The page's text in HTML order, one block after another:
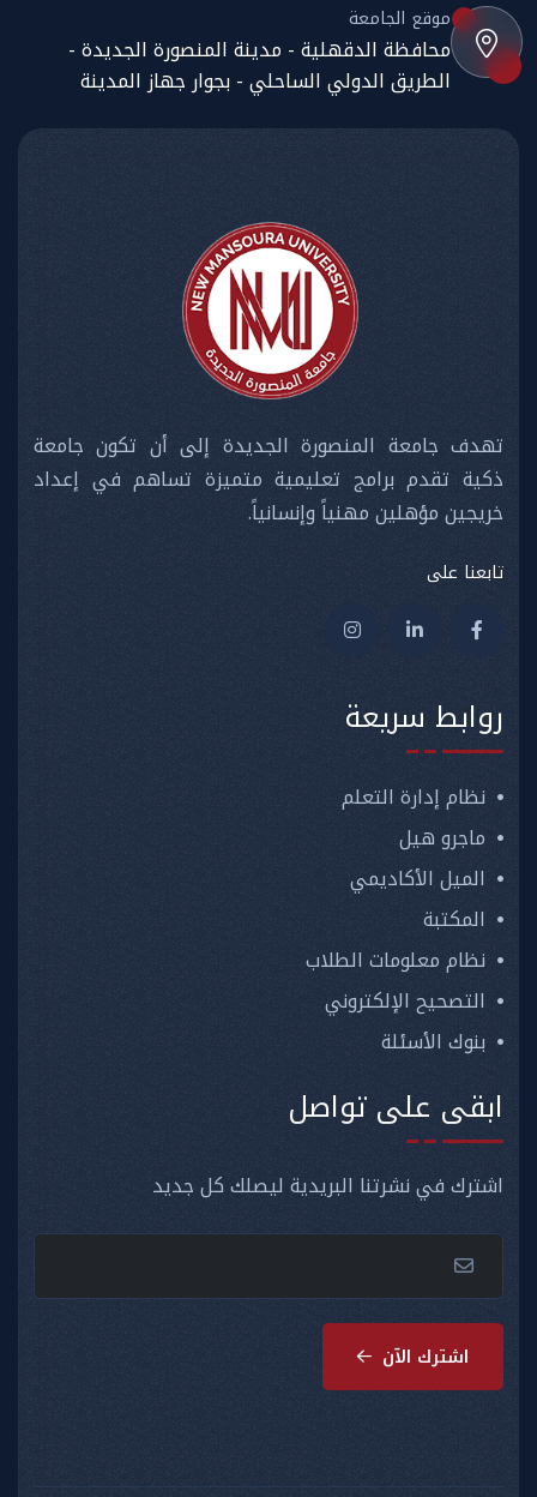
موقع الجامعة
محافظة الدقهلية - مدينة المنصورة الجديدة -
الطريق الدولي الساحلي - بجوار جهاز المدينة
تهدف جامعة المنصورة الجديدة إلى أن تكون جامعة
ذكية تقدم برامج تعليمية متميزة تساهم في إعداد
خريجين مؤهلين مهنياً وإنسانياً.
تابعنا على
روابط سريعة
نظام إدارة التعلم
ماجرو هيل
الميل الأكاديمي
المكتبة
نظام معلومات الطلاب
التصحيح الإلكتروني
بنوك الأسئلة
ابقى على تواصل
اشترك في نشرتنا البريدية ليصلك كل جديد
اشترك الآن